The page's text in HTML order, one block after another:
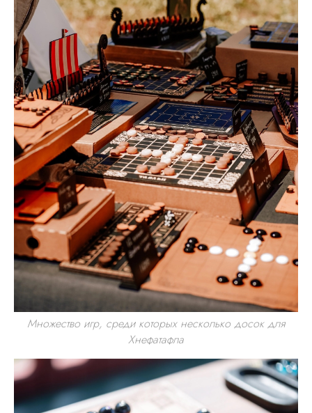
Множество игр, среди которых несколько досок для
Хнефатафла